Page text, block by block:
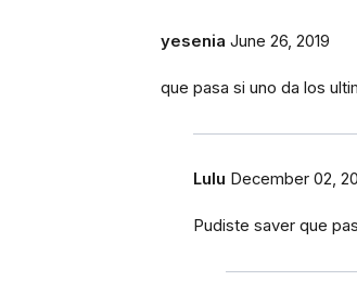
yesenia June 26, 2019
que pasa si uno da los
Lulu December 02,
Pudiste saver que